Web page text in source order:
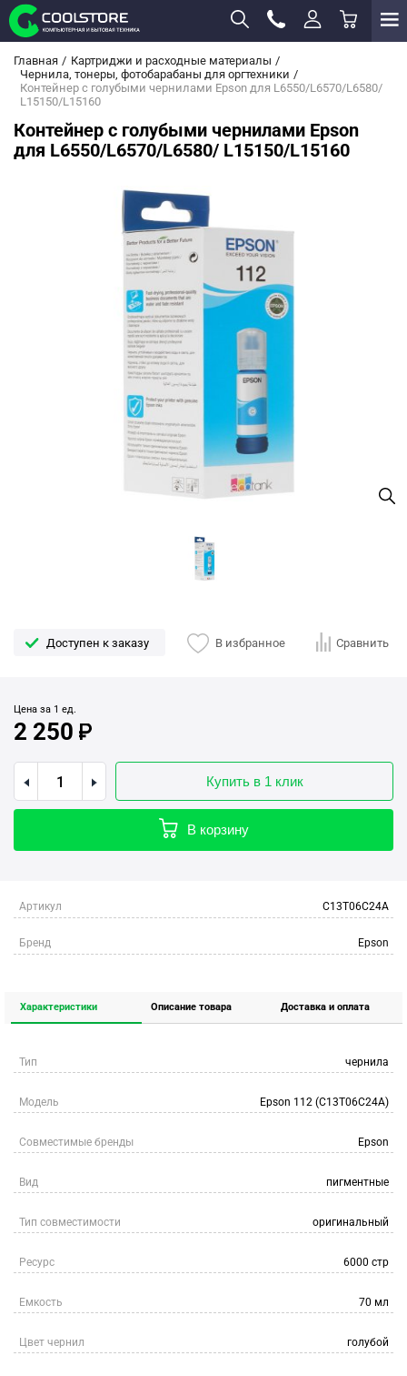
Главная
Картриджи и расходные материалы
Чернила, тонеры, фотобарабаны для оргтехники
Контейнер с голубыми чернилами Epson для L6550/L6570/L6580/
L15150/L15160
Контейнер с голубыми чернилами Epson
для L6550/L6570/L6580/ L15150/L15160
Доступен к заказу В избранное Сравнить
Цена за 1 ед.
2 250
Купить в 1 клик
В корзину
Артикул C13T06C24A
Бренд Epson
Характеристики Описание товара Доставка и оплата
Тип чернила
Модель Epson 112 (C13T06C24A)
Совместимые бренды Epson
Вид пигментные
Тип совместимости оригинальный
Ресурс 6000 стр
Емкость 70 мл
Цвет чернил голубой